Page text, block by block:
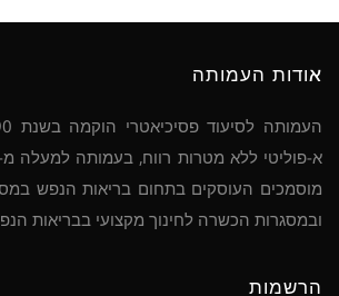
אודות העמותה
מוסמכים העוסקים בתחום בריאות הנפש
ובמסגרות הכשרה לחינוך מקצועי בבריאות
הרשמות